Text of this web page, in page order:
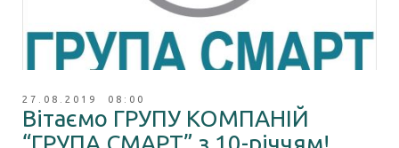
27.08.2019 08:00
Вітаємо ГРУПУ КОМПАНІЙ